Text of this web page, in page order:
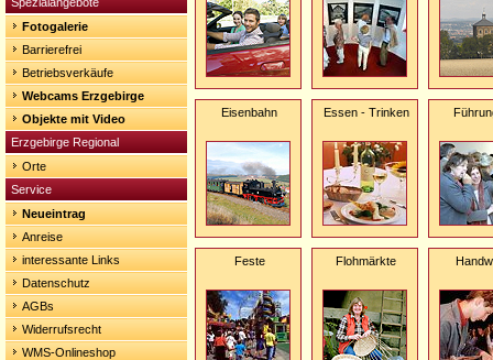
Fotogalerie
Barrierefrei
Betriebsverkäufe
Webcams Erzgebirge
Objekte mit Video
Erzgebirge Regional
Orte
Service
Neueintrag
Anreise
interessante Links
Datenschutz
AGBs
Widerrufsrecht
WMS-Onlineshop
Eisenbahn Essen - Trinken
Feste Flohmärkte